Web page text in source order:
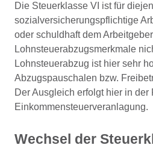
Die Steuerklasse VI ist für
sozialversicherungspflichtige
oder schuldhaft dem
Lohnsteuerabzugsmerkmale
Lohnsteuerabzug ist hier sehr
Abzugspauschalen bzw.
Der Ausgleich erfolgt hier in der
Einkommensteuerveranlagung.
Wechsel der